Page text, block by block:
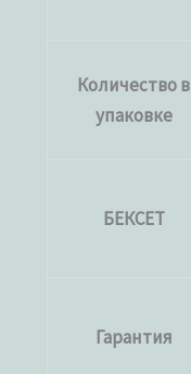
Количество в
упаковке
БЕКСЕТ
Гарантия